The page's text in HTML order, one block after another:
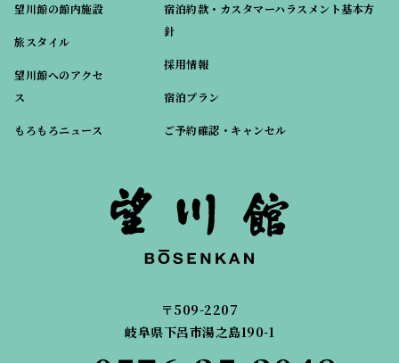
望川館の館内施設
旅スタイル
望川館へのアクセ
ス
もろもろニュース
宿泊約款・カスタマーハラスメント基本方
針
採用情報
宿泊プラン
ご予約確認・キャンセル
〒509-2207
岐阜県下呂市湯之島190-1